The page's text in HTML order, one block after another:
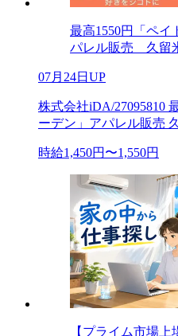
最高1550円「ペイ
パレル販売 久留
07月24日UP
株式会社iDA/27095810
ーデン」アパレル販売
時給1,450円〜1,550円
【プライム市場